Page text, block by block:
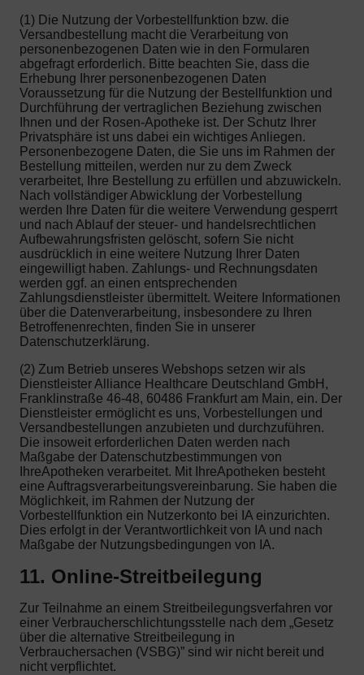
(1) Die Nutzung der Vorbestellfunktion bzw. die
Versandbestellung macht die Verarbeitung von
personenbezogenen Daten wie in den Formularen
abgefragt erforderlich. Bitte beachten Sie, dass die
Erhebung Ihrer personenbezogenen Daten
Voraussetzung für die Nutzung der Bestellfunktion und
Durchführung der vertraglichen Beziehung zwischen
Ihnen und der Rosen-Apotheke ist. Der Schutz Ihrer
Privatsphäre ist uns dabei ein wichtiges Anliegen.
Personenbezogene Daten, die Sie uns im Rahmen der
Bestellung mitteilen, werden nur zu dem Zweck
verarbeitet, Ihre Bestellung zu erfüllen und abzuwickeln.
Nach vollständiger Abwicklung der Vorbestellung
werden Ihre Daten für die weitere Verwendung gesperrt
und nach Ablauf der steuer- und handelsrechtlichen
Aufbewahrungsfristen gelöscht, sofern Sie nicht
ausdrücklich in eine weitere Nutzung Ihrer Daten
eingewilligt haben. Zahlungs- und Rechnungsdaten
werden ggf. an einen entsprechenden
Zahlungsdienstleister übermittelt. Weitere Informationen
über die Datenverarbeitung, insbesondere zu Ihren
Betroffenenrechten, finden Sie in unserer
Datenschutzerklärung.
(2) Zum Betrieb unseres Webshops setzen wir als
Dienstleister Alliance Healthcare Deutschland GmbH,
Franklinstraße 46-48, 60486 Frankfurt am Main, ein. Der
Dienstleister ermöglicht es uns, Vorbestellungen und
Versandbestellungen anzubieten und durchzuführen.
Die insoweit erforderlichen Daten werden nach
Maßgabe der Datenschutzbestimmungen von
IhreApotheken verarbeitet. Mit IhreApotheken besteht
eine Auftragsverarbeitungsvereinbarung. Sie haben die
Möglichkeit, im Rahmen der Nutzung der
Vorbestellfunktion ein Nutzerkonto bei IA einzurichten.
Dies erfolgt in der Verantwortlichkeit von IA und nach
Maßgabe der Nutzungsbedingungen von IA.
11. Online-Streitbeilegung
Zur Teilnahme an einem Streitbeilegungsverfahren vor
einer Verbraucherschlichtungsstelle nach dem „Gesetz
über die alternative Streitbeilegung in
Verbrauchersachen (VSBG)” sind wir nicht bereit und
nicht verpflichtet.